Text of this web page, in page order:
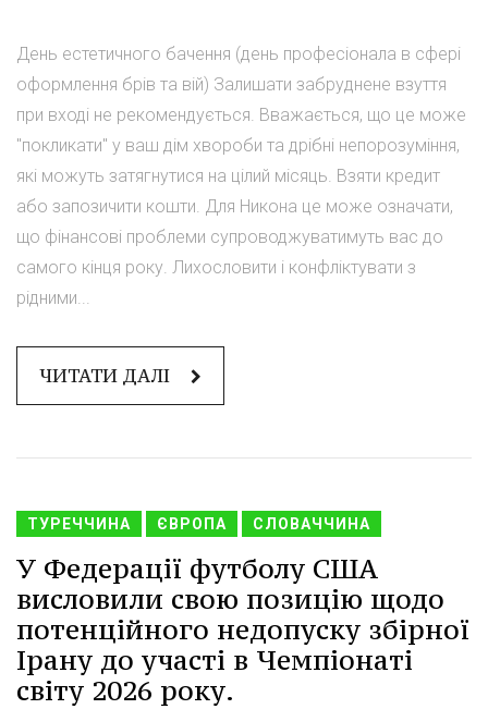
День естетичного бачення (день професіонала в сфері
оформлення брів та вій) Залишати забруднене взуття
при вході не рекомендується. Вважається, що це може
"покликати" у ваш дім хвороби та дрібні непорозуміння,
які можуть затягнутися на цілий місяць. Взяти кредит
або запозичити кошти. Для Никона це може означати,
що фінансові проблеми супроводжуватимуть вас до
самого кінця року. Лихословити і конфліктувати з
рідними...
ЧИТАТИ ДАЛІ
ТУРЕЧЧИНА ЄВРОПА СЛОВАЧЧИНА
У Федерації футболу США
висловили свою позицію щодо
потенційного недопуску збірної
Ірану до участі в Чемпіонаті
світу 2026 року.